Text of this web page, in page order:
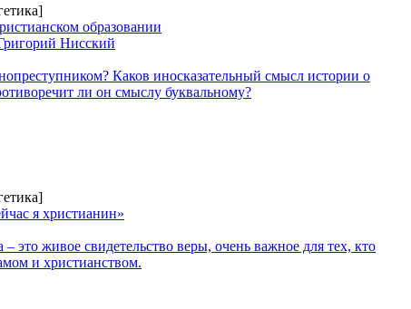
образовании
Нисский
Каков иносказательный смысл истории о
ли он смыслу буквальному?
я христианин»
живое свидетельство веры, очень важное для тех, кто
и христианством.